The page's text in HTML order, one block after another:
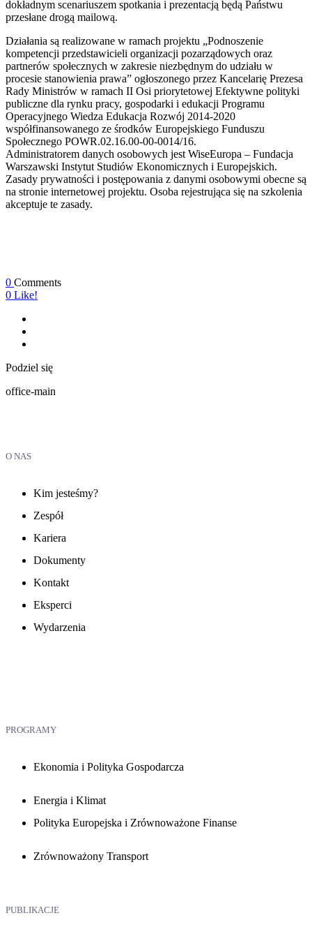
dokładnym scenariuszem spotkania i prezentacją będą Państwu
przesłane drogą mailową.
Działania są realizowane w ramach projektu „Podnoszenie
kompetencji przedstawicieli organizacji pozarządowych oraz
partnerów społecznych w zakresie niezbędnym do udziału w
procesie stanowienia prawa” ogłoszonego przez Kancelarię Prezesa
Rady Ministrów w ramach II Osi priorytetowej Efektywne polityki
publiczne dla rynku pracy, gospodarki i edukacji Programu
Operacyjnego Wiedza Edukacja Rozwój 2014-2020
współfinansowanego ze środków Europejskiego Funduszu
Społecznego POWR.02.16.00-00-0014/16.
Administratorem danych osobowych jest WiseEuropa – Fundacja
Warszawski Instytut Studiów Ekonomicznych i Europejskich.
Zasady prywatności i postępowania z danymi osobowymi obecne są
na stronie internetowej projektu. Osoba rejestrująca się na szkolenia
akceptuje te zasady.
0 Comments
0 Like!
Podziel się
office-main
O NAS
Kim jesteśmy?
Zespół
Kariera
Dokumenty
Kontakt
Eksperci
Wydarzenia
PROGRAMY
Ekonomia i Polityka Gospodarcza
Energia i Klimat
Polityka Europejska i Zrównoważone Finanse
Zrównoważony Transport
PUBLIKACJE